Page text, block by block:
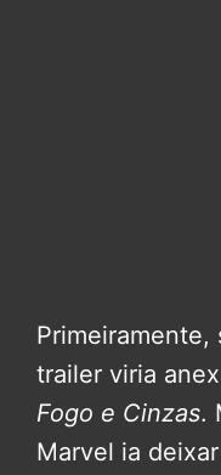
Primeiramente,
trailer viria
Fogo e Cinzas.
Marvel ia